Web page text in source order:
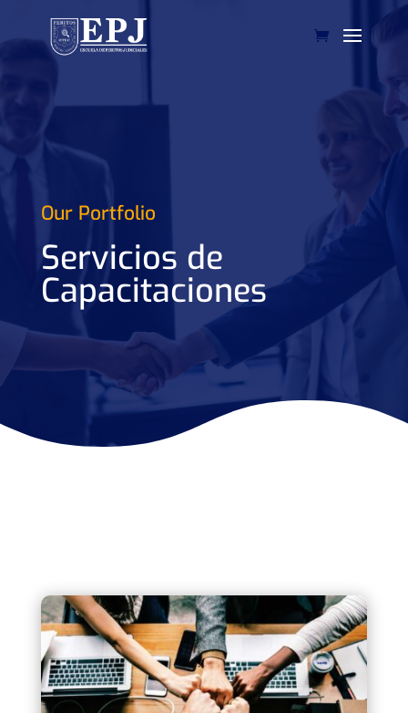
Our Portfolio
Servicios de
Capacitaciones